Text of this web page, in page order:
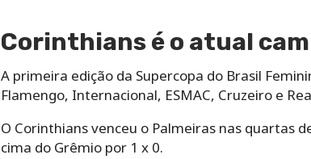
Corinthians é o atual
A primeira edição da Supercopa do Brasil
Flamengo, Internacional, ESMAC, Cruzeiro e
O Corinthians venceu o Palmeiras nas quartas
cima do Grêmio por 1 x 0.